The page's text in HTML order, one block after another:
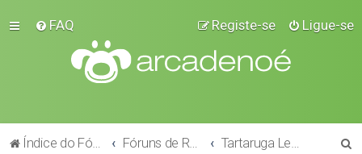
FAQ Ligue-se
Registe-se
Índice do Fórum